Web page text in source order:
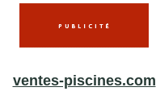
ventes-piscines.com